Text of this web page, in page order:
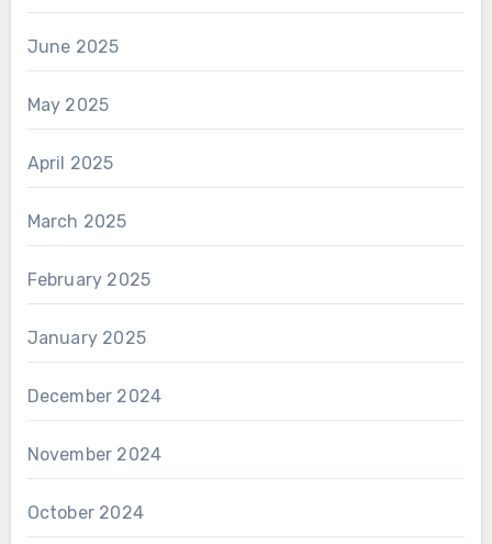
June 2025
May 2025
April 2025
March 2025
February 2025
January 2025
December 2024
November 2024
October 2024